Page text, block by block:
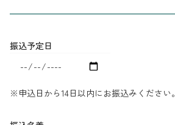
振込予定日
※申込日から14日以内にお振込みください。